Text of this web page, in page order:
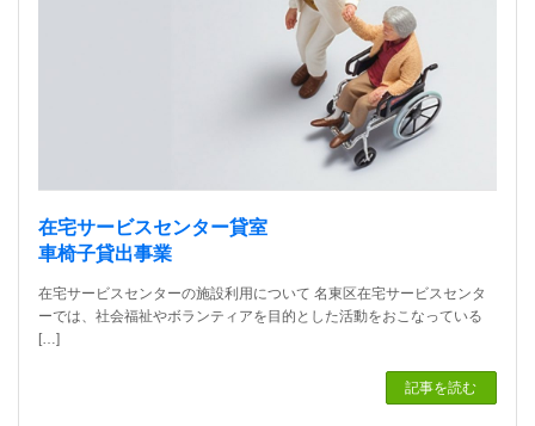
在宅サービスセンター貸室
車椅子貸出事業
在宅サービスセンターの施設利用について 名東区在宅サービスセンタ
ーでは、社会福祉やボランティアを目的とした活動をおこなっている
[…]
記事を読む